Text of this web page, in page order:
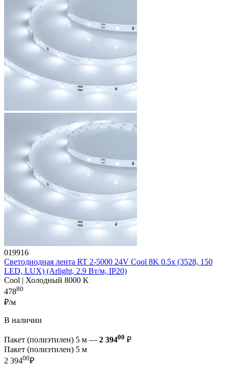
019916
Светодиодная лента RT 2-5000 24V Cool 8K 0.5x (3528, 150
LED, LUX) (Arlight, 2.9 Вт/м, IP20)
Cool | Холодный 8000 K
47880
₽/м
В наличии
Пакет (полиэтилен) 5 м — 2 39400 ₽
Пакет (полиэтилен) 5 м
2 39400₽